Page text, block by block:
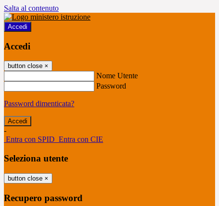
Salta al contenuto
Accedi
Accedi
button close ×
Nome Utente
Password
Password dimenticata?
-
Entra con SPID Entra con CIE
Seleziona utente
button close ×
Recupero password